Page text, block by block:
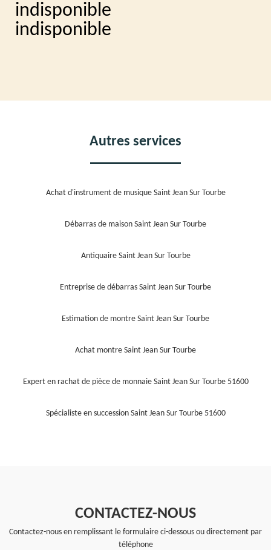
indisponible
indisponible
Autres services
Achat d'instrument de musique Saint Jean Sur Tourbe
Débarras de maison Saint Jean Sur Tourbe
Antiquaire Saint Jean Sur Tourbe
Entreprise de débarras Saint Jean Sur Tourbe
Estimation de montre Saint Jean Sur Tourbe
Achat montre Saint Jean Sur Tourbe
Expert en rachat de pièce de monnaie Saint Jean Sur Tourbe 51600
Spécialiste en succession Saint Jean Sur Tourbe 51600
CONTACTEZ-NOUS
Contactez-nous en remplissant le formulaire ci-dessous ou directement par
téléphone